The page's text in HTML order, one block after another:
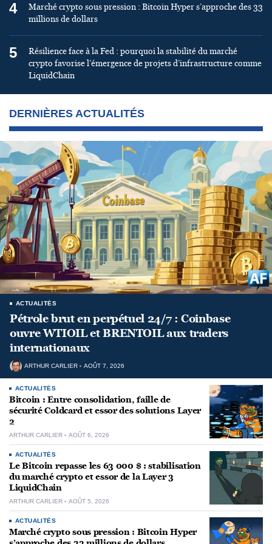
4
Marché crypto sous pression : Bitcoin Hyper s’approche des 33
millions de dollars
5
Résilience face à la Fed : pourquoi la stabilité du marché
crypto favorise l’émergence de projets d’infrastructure comme
LiquidChain
DERNIÈRES ACTUALITÉS
ACTUALITÉS
Pétrole brut en perpétuel 24/7 : Coinbase
ouvre WTIOIL et BRENTOIL aux traders
internationaux
ARTHUR CARLIER AOÛT 7, 2026
ACTUALITÉS
Bitcoin : Entre consolidation, faille de
sécurité Coldcard et essor des solutions Layer
2
ARTHUR CARLIER AOÛT 6, 2026
ACTUALITÉS
Le Bitcoin repasse les 63 000 $ : stabilisation
du marché crypto et essor de la Layer 3
LiquidChain
ARTHUR CARLIER AOÛT 5, 2026
ACTUALITÉS
Marché crypto sous pression : Bitcoin Hyper